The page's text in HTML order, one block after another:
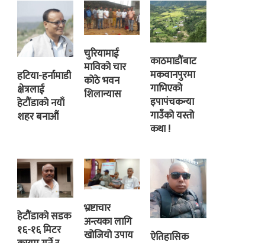
हटिया-हर्नामाडी
क्षेत्रलाई
हेटौंडाको नयाँ
शहर बनाऔं
चुरियामाई
माविको चार
कोठे भवन
शिलान्यास
काठमाडौंबाट
मकवानपुरमा
गाभिएको
इपापंचकन्या
गाउँको यस्तो
कथा !
हेटौंडाको सडक
१६-१६ मिटर
भ्रष्टाचार
अन्त्यका लागि
खोजियो उपाय
ऐतिहासिक